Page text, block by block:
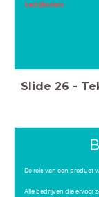
bedrijfskolom
Slide 26 -
De reis van een product
Alle bedrijven die ervoor